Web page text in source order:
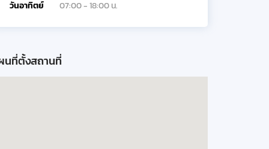
วันอาทิตย์ 07:00 - 18:00 น.
นที่ตั้งสถานที่